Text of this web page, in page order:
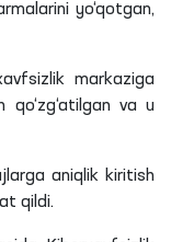
yo‘qotgan,
markaziga
va u
aniqlik kiritish
qildi.